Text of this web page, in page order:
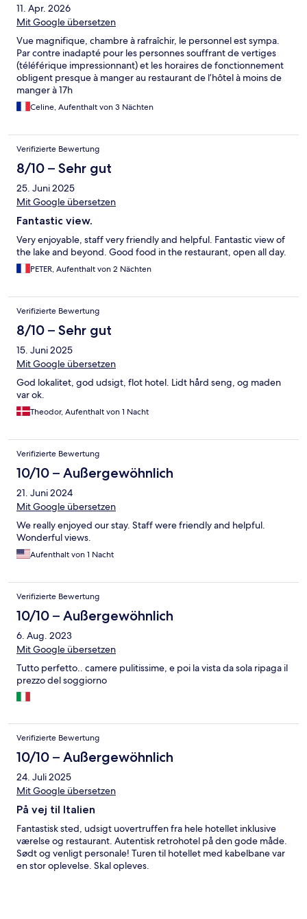
11. Apr. 2026
Mit Google übersetzen
Vue magnifique, chambre à rafraîchir, le personnel est sympa.
Par contre inadapté pour les personnes souffrant de vertiges
(téléférique impressionnant) et les horaires de fonctionnement
obligent presque à manger au restaurant de l’hôtel à moins de
manger à 17h
Celine, Aufenthalt von 3 Nächten
Verifizierte Bewertung
8/10 – Sehr gut
25. Juni 2025
Mit Google übersetzen
Fantastic view.
Very enjoyable, staff very friendly and helpful. Fantastic view of
the lake and beyond. Good food in the restaurant, open all day.
PETER, Aufenthalt von 2 Nächten
Verifizierte Bewertung
8/10 – Sehr gut
15. Juni 2025
Mit Google übersetzen
God lokalitet, god udsigt, flot hotel. Lidt hård seng, og maden
var ok.
Theodor, Aufenthalt von 1 Nacht
Verifizierte Bewertung
10/10 – Außergewöhnlich
21. Juni 2024
Mit Google übersetzen
We really enjoyed our stay. Staff were friendly and helpful.
Wonderful views.
Aufenthalt von 1 Nacht
Verifizierte Bewertung
10/10 – Außergewöhnlich
6. Aug. 2023
Mit Google übersetzen
Tutto perfetto.. camere pulitissime, e poi la vista da sola ripaga il
prezzo del soggiorno
Verifizierte Bewertung
10/10 – Außergewöhnlich
24. Juli 2025
Mit Google übersetzen
På vej til Italien
Fantastisk sted, udsigt uovertruffen fra hele hotellet inklusive
værelse og restaurant. Autentisk retrohotel på den gode måde.
Sødt og venligt personale! Turen til hotellet med kabelbane var
en stor oplevelse. Skal opleves.